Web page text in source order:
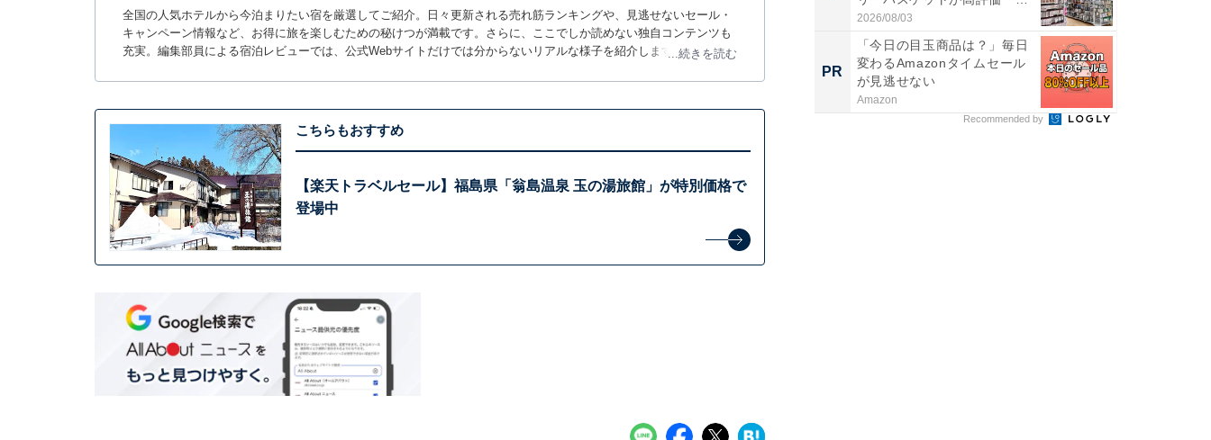
全国の人気ホテルから今泊まりたい宿を厳選してご紹介。日々更新される売れ筋ランキングや、見逃せないセール・
キャンペーン情報など、お得に旅を楽しむための秘けつが満載です。さらに、ここでしか読めない独自コンテンツも
充実。編集部員による宿泊レビューでは、公式Webサイトだけでは分からないリアルな様子を紹介します。...続きを読む
こちらもおすすめ
【楽天トラベルセール】福島県「翁島温泉 玉の湯旅館」が特別価格で
登場中
わ...
2026/08/03
PR
「今日の目玉商品は？」毎日
変わるAmazonタイムセール
が見逃せない
Amazon
Recommended by